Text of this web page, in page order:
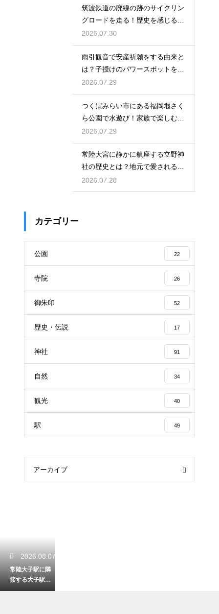
筑波鉄道の廃線の跡のサイクリン
グロードを走る！歴史を感じる自
転車の旅
2026.07.30
雨引観音で安産祈願をする由来と
は？子授けのパワースポットを徹
底解説
2026.07.29
つくばみらい市にある福岡堰さく
ら公園で水遊び！家族で楽しむ休
日の午後
2026.07.29
常陸大宮に静かに鎮座する立野神
社の歴史とは？地元で愛される信
仰の拠点
2026.07.28
カテゴリー
公園 22
寺院 26
御朱印 52
歴史・伝説 17
神社 91
自然 34
観光 40
駅 49
アーカイブ
2026.08.07
常陸大子駅に隣
接する大子駅の
機関区の歴史！